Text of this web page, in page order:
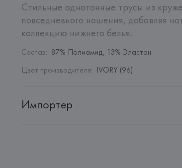
Стильные однотонные трусы из
повседневного ношения, добавляя
коллекцию нижнего белья.
Состав: 87% Полиамид, 13% Эластан
Цвет производителя: IVORY (96)
Импортер